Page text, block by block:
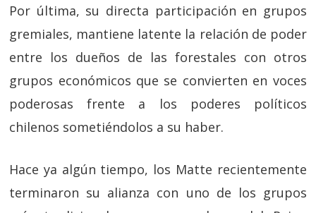
Por última, su directa participación en grupos
gremiales, mantiene latente la relación de poder
entre los dueños de las forestales con otros
grupos económicos que se convierten en voces
poderosas frente a los poderes políticos
chilenos sometiéndolos a su haber.
Hace ya algún tiempo, los Matte recientemente
terminaron su alianza con uno de los grupos